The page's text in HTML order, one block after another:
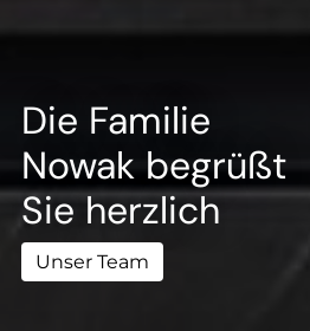
Die Familie
Nowak begrüßt
Sie herzlich
Unser Team